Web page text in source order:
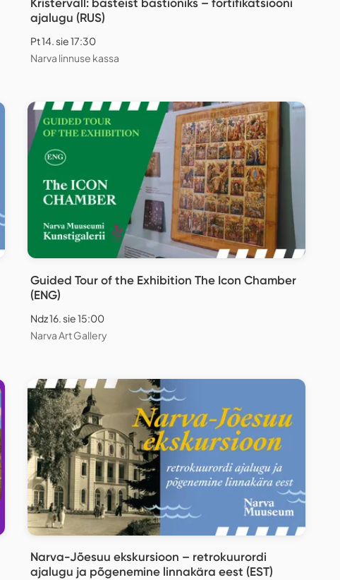
Kristervall: basteist bastioniks – fortifikatsiooni
ajalugu (RUS)
Pt 14. sie 17:30
Narva linnuse kassa
Guided Tour of the Exhibition The Icon Chamber
(ENG)
Ndz 16. sie 15:00
Narva Art Gallery
Narva-Jõesuu ekskursioon – retrokuurordi
ajalugu ja põgenemine linnakära eest (EST)